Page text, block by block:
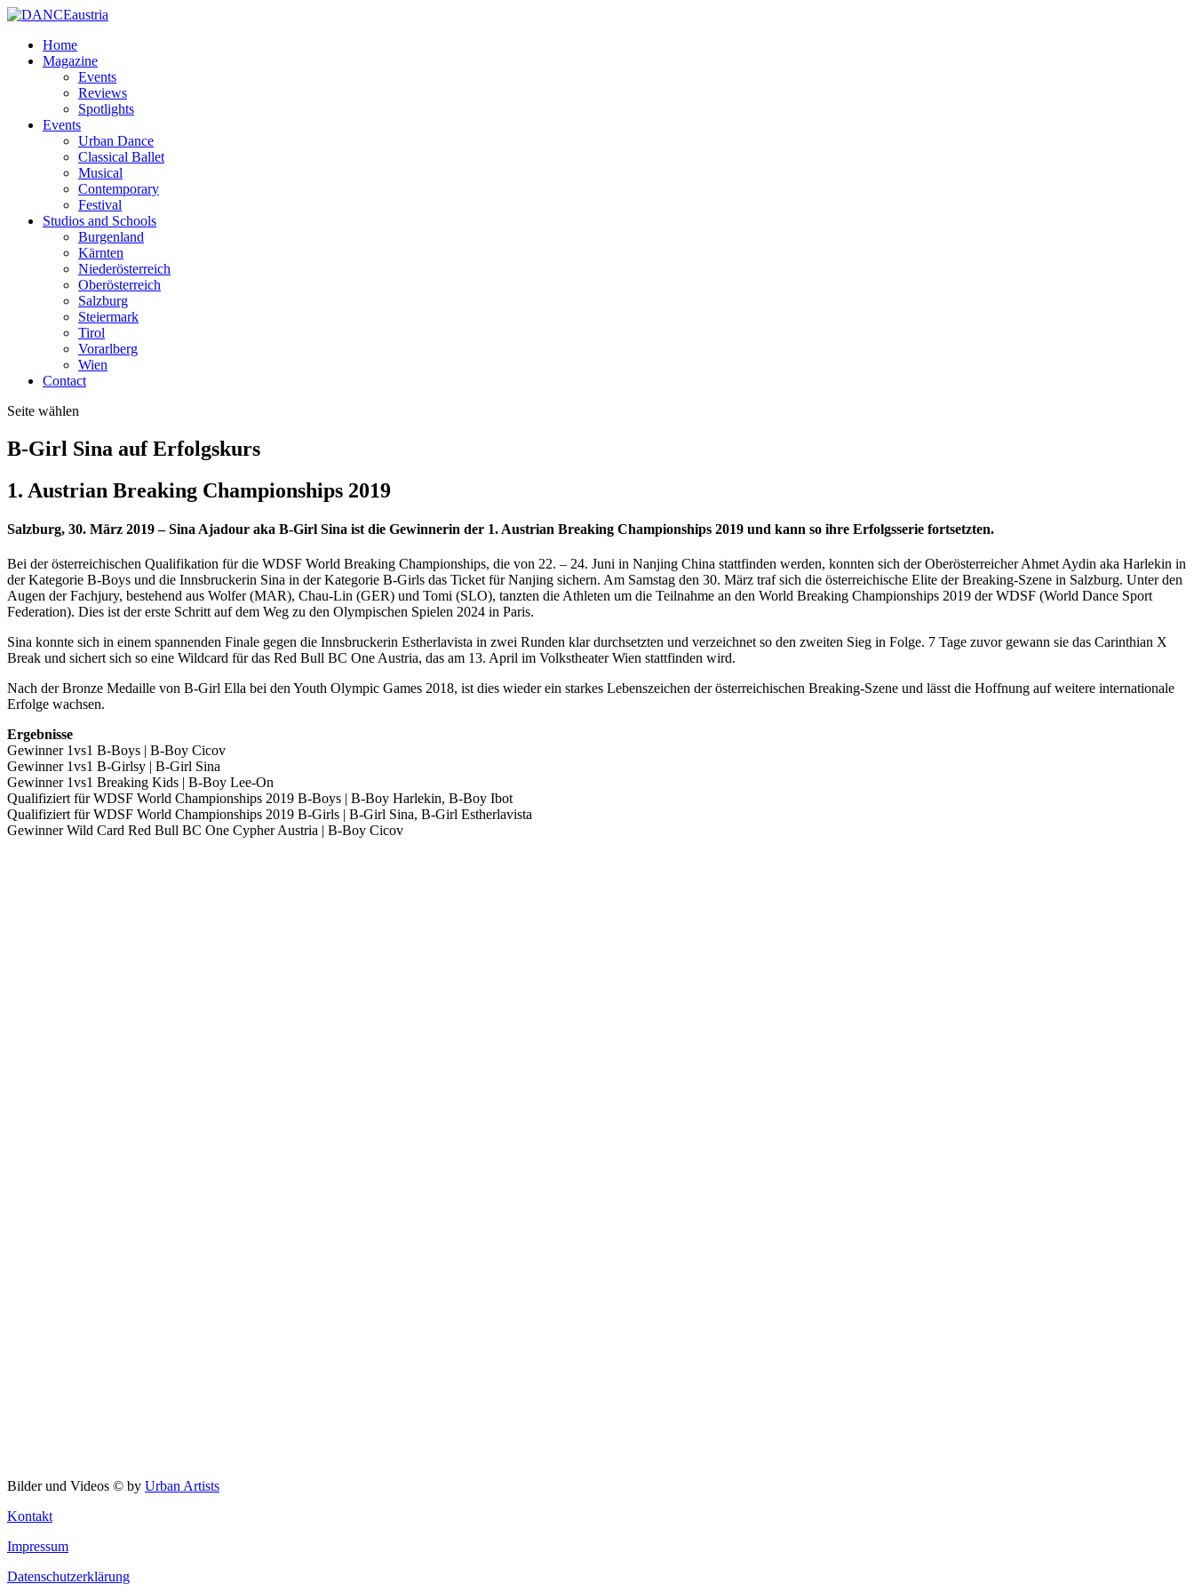
Home
Magazine
Events
Reviews
Spotlights
Events
Urban Dance
Classical Ballet
Musical
Contemporary
Festival
Studios and Schools
Burgenland
Kärnten
Niederösterreich
Oberösterreich
Salzburg
Steiermark
Tirol
Vorarlberg
Wien
Contact
Seite wählen
B-Girl Sina auf Erfolgskurs
1. Austrian Breaking Championships 2019
Salzburg, 30. März 2019 – Sina Ajadour aka B-Girl Sina ist die Gewinnerin der 1. Austrian Breaking Championships 2019 und kann so ihre Erfolgsserie fortsetzten.
Bei der österreichischen Qualifikation für die WDSF World Breaking Championships, die von 22. – 24. Juni in Nanjing China stattfinden werden, konnten sich der Oberösterreicher Ahmet Aydin aka Harlekin in
der Kategorie B-Boys und die Innsbruckerin Sina in der Kategorie B-Girls das Ticket für Nanjing sichern. Am Samstag den 30. März traf sich die österreichische Elite der Breaking-Szene in Salzburg. Unter den
Augen der Fachjury, bestehend aus Wolfer (MAR), Chau-Lin (GER) und Tomi (SLO), tanzten die Athleten um die Teilnahme an den World Breaking Championships 2019 der WDSF (World Dance Sport
Federation). Dies ist der erste Schritt auf dem Weg zu den Olympischen Spielen 2024 in Paris.
Sina konnte sich in einem spannenden Finale gegen die Innsbruckerin Estherlavista in zwei Runden klar durchsetzten und verzeichnet so den zweiten Sieg in Folge. 7 Tage zuvor gewann sie das Carinthian X
Break und sichert sich so eine Wildcard für das Red Bull BC One Austria, das am 13. April im Volkstheater Wien stattfinden wird.
Nach der Bronze Medaille von B-Girl Ella bei den Youth Olympic Games 2018, ist dies wieder ein starkes Lebenszeichen der österreichischen Breaking-Szene und lässt die Hoffnung auf weitere internationale
Erfolge wachsen.
Ergebnisse
Gewinner 1vs1 B-Boys | B-Boy Cicov
Gewinner 1vs1 B-Girlsy | B-Girl Sina
Gewinner 1vs1 Breaking Kids | B-Boy Lee-On
Qualifiziert für WDSF World Championships 2019 B-Boys | B-Boy Harlekin, B-Boy Ibot
Qualifiziert für WDSF World Championships 2019 B-Girls | B-Girl Sina, B-Girl Estherlavista
Gewinner Wild Card Red Bull BC One Cypher Austria | B-Boy Cicov
Bilder und Videos © by Urban Artists
Kontakt
Impressum
Datenschutzerklärung